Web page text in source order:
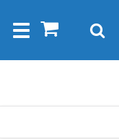
0 חיפוש